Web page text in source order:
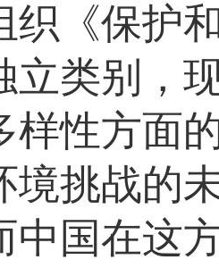
织《保护
立类别，
样性方面
境挑战的
中国在这